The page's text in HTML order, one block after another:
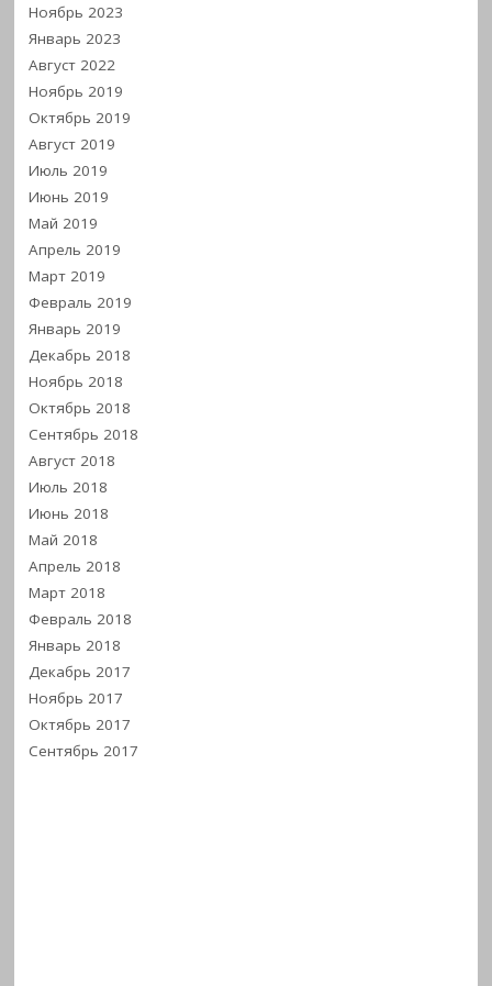
Ноябрь 2023
Январь 2023
Август 2022
Ноябрь 2019
Октябрь 2019
Август 2019
Июль 2019
Июнь 2019
Май 2019
Апрель 2019
Март 2019
Февраль 2019
Январь 2019
Декабрь 2018
Ноябрь 2018
Октябрь 2018
Сентябрь 2018
Август 2018
Июль 2018
Июнь 2018
Май 2018
Апрель 2018
Март 2018
Февраль 2018
Январь 2018
Декабрь 2017
Ноябрь 2017
Октябрь 2017
Сентябрь 2017